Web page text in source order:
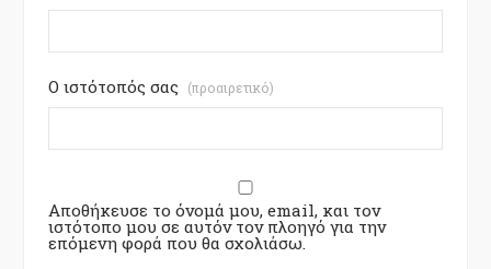
Ο ιστότοπός σας (προαιρετικό)
Αποθήκευσε το όνομά μου, email, και τον
ιστότοπο μου σε αυτόν τον πλοηγό για την
επόμενη φορά που θα σχολιάσω.